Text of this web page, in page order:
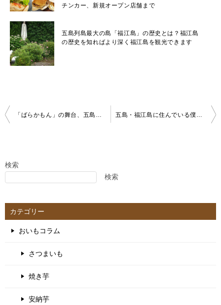
チンカー、新規オープン店舗まで
五島列島最大の島「福江島」の歴史とは？福江島
の歴史を知ればより深く福江島を観光できます
投
稿
ゲ
ョ
ン
「ばらかもん」の舞台、五島市富江町を散策してみた！五島市富江町へ行かないと味わえない！オススメなお店3選♪富江町は五島の人も住んでみたい町と言われる理由とは？富江町ってどんな町なの？ 五島・福江島に住んでいる僕の休日ルーティンはこんな感じ。日用品のショッピングや給油、地元の人がドライブするコースやオススメのお店。そして、福江島でのガソリン事情まで
検索
検索
カテゴリー
おいもコラム
さつまいも
焼き芋
安納芋